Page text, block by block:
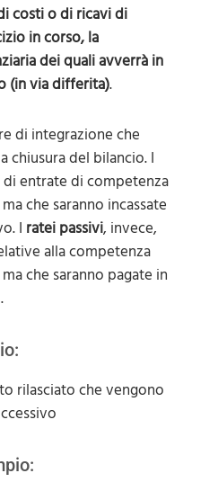
costi o di ricavi di
in corso, la
dei quali avverrà in
(in via differita).
di integrazione che
del bilancio. I
entrate di competenza
che saranno incassate
I ratei passivi, invece,
alla competenza
che saranno pagate in
rilasciato che vengono